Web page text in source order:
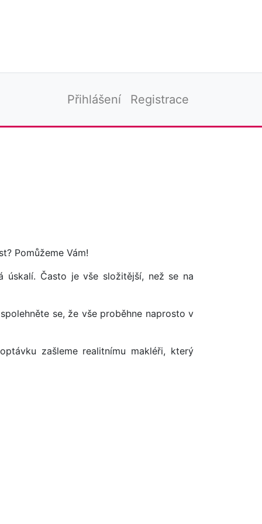
Přihlášení Registrace
Pomůžeme Vám!
úskalí. Často je vše složitější, než se na
se, že vše proběhne naprosto v
zašleme realitnímu makléři, který